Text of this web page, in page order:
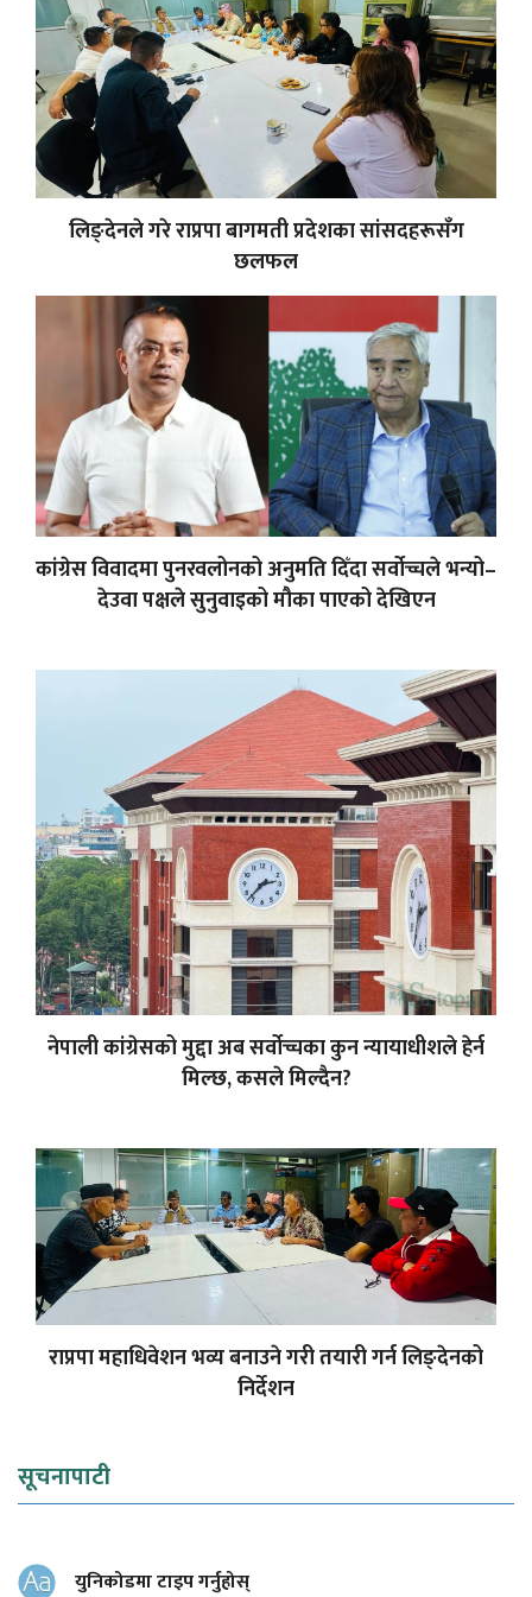
लिङ्देनले गरे राप्रपा बागमती प्रदेशका सांसदहरूसँग
छलफल
कांग्रेस विवादमा पुनरवलोनको अनुमति दिँदा सर्वोच्चले भन्यो–
देउवा पक्षले सुनुवाइको मौका पाएको देखिएन
नेपाली कांग्रेसको मुद्दा अब सर्वोच्चका कुन न्यायाधीशले हेर्न
मिल्छ, कसले मिल्दैन?
राप्रपा महाधिवेशन भव्य बनाउने गरी तयारी गर्न लिङ्देनको
निर्देशन
सूचनापाटी
युनिकोडमा टाइप गर्नुहोस्